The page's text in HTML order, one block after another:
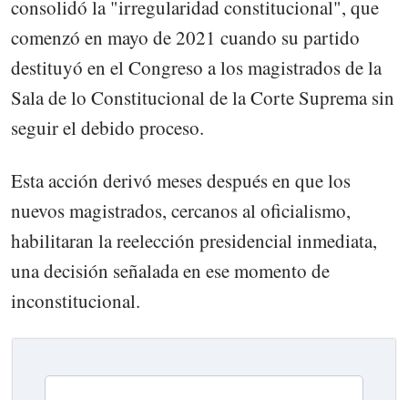
consolidó la "irregularidad constitucional", que
comenzó en mayo de 2021 cuando su partido
destituyó en el Congreso a los magistrados de la
Sala de lo Constitucional de la Corte Suprema sin
seguir el debido proceso.
Esta acción derivó meses después en que los
nuevos magistrados, cercanos al oficialismo,
habilitaran la reelección presidencial inmediata,
una decisión señalada en ese momento de
inconstitucional.